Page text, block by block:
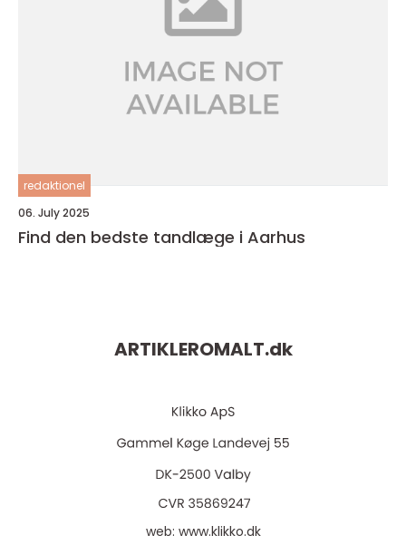
redaktionel
06. July 2025
Find den bedste tandlæge i Aarhus
ARTIKLEROMALT.dk
web: www.klikko.dk